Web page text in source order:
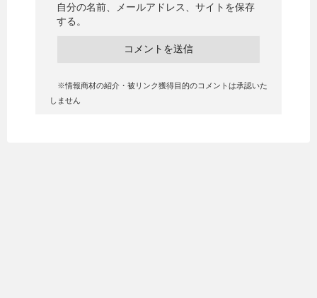
自分の名前、メールアドレス、サイトを保存
する。
※情報商材の紹介・被リンク獲得目的のコメントは承認いた
しません